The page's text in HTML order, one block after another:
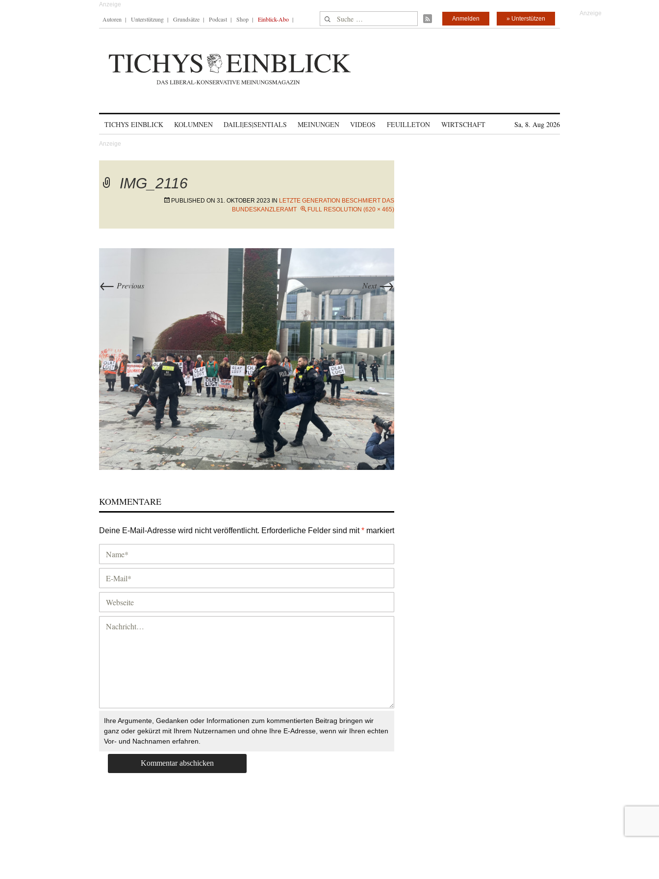
Autoren Unterstützung Grundsätze Podcast Shop Einblick-Abo Suche nach: » Unterstützen
Anmelden
TICHYS EINBLICK KOLUMNEN DAILI|ES|SENTIALS MEINUNGEN VIDEOS FEUILLETON WIRTSCHAFT Sa, 8. Aug 2026
IMG_2116
PUBLISHED ON 31. OKTOBER 2023 IN LETZTE GENERATION BESCHMIERT DAS
BUNDESKANZLERAMT
FULL RESOLUTION (620 × 465)
← Previous Next→
KOMMENTARE
Deine E-Mail-Adresse wird nicht veröffentlicht. Erforderliche Felder sind mit* markiert
Ihre Argumente, Gedanken oder Informationen zum kommentierten Beitrag bringen wir
ganz oder gekürzt mit Ihrem Nutzernamen und ohne Ihre E-Adresse, wenn wir Ihren echten
Vor- und Nachnamen erfahren.